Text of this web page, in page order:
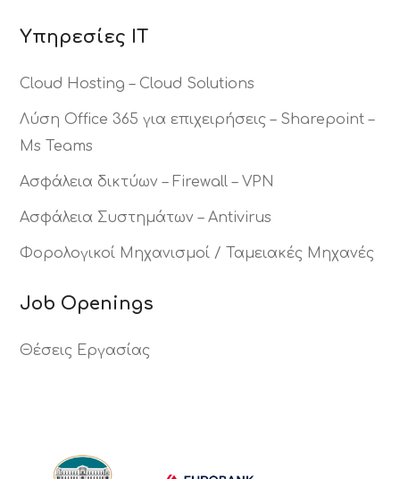
Υπηρεσίες ΙΤ
Cloud Hosting – Cloud Solutions
Λύση Office 365 για επιχειρήσεις – Sharepoint –
Ms Teams
Ασφάλεια δικτύων – Firewall – VPN
Ασφάλεια Συστημάτων – Antivirus
Φορολογικοί Μηχανισμοί / Ταμειακές Μηχανές
Job Openings
Θέσεις Εργασίας